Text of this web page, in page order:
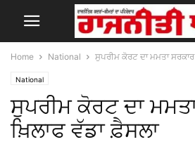
Home National ਸੁਪਰੀਮ ਕੋਰਟ ਦਾ ਮਮਤਾ
National
ਸੁਪਰੀਮ ਕੋਰਟ ਦਾ
ਖ਼ਿਲਾਫ ਵੱਡਾ ਫ਼ੈਸਲਾ